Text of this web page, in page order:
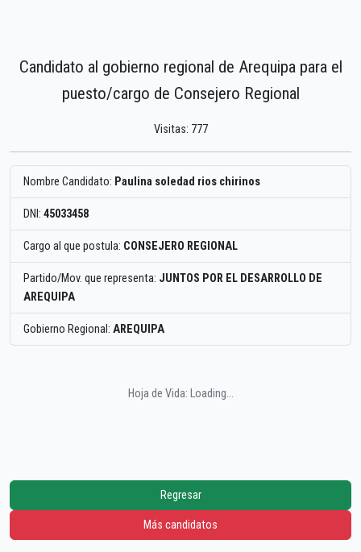
Candidato al gobierno regional de Arequipa para el
puesto/cargo de Consejero Regional
Visitas: 777
Nombre Candidato: Paulina soledad rios chirinos
DNI: 45033458
Cargo al que postula: CONSEJERO REGIONAL
Partido/Mov. que representa: JUNTOS POR EL DESARROLLO DE
AREQUIPA
Gobierno Regional: AREQUIPA
Hoja de Vida: Loading...
Regresar
Más candidatos